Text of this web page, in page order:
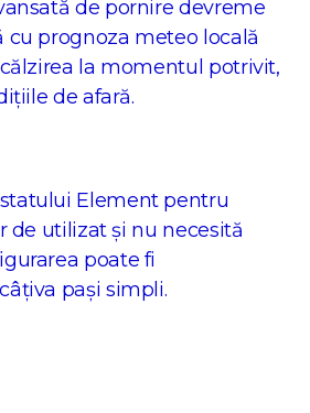
de pornire devreme
cu prognoza meteo locală
la momentul potrivit,
de afară.
Element pentru
de utilizat și nu necesită
poate fi
pași simpli.